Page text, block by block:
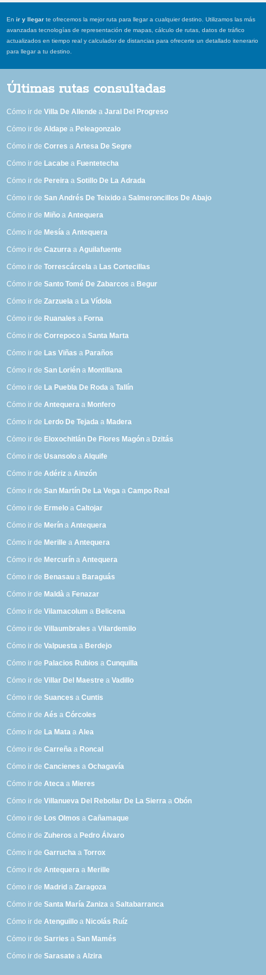
Enir y llegar te ofrecemos la mejor ruta para llegar a cualquier destino. Utilizamos las más
avanzadas tecnologías de representación de mapas, cálculo de rutas, datos de tráfico
actualizados en tiempo real y calculador de distancias para ofrecerte un detallado itenerario
para llegar a tu destino.
Últimas rutas consultadas
Cómo ir deVilla De Allende aJaral Del Progreso
Cómo ir deAldape a Peleagonzalo
Cómo ir deCorres aArtesa De Segre
Cómo ir de Lacabe a Fuentetecha
Cómo ir de Pereira aSotillo De La Adrada
Cómo ir deSan Andrés De Teixido aSalmeroncillos De Abajo
Cómo ir de Miño aAntequera
Cómo ir de Mesía aAntequera
Cómo ir deCazurra aAguilafuente
Cómo ir deTorrescárcela a Las Cortecillas
Cómo ir deSanto Tomé De Zabarcos a Begur
Cómo ir deZarzuela a La Vídola
Cómo ir de Ruanales a Forna
Cómo ir deCorrepoco aSanta Marta
Cómo ir de Las Viñas a Paraños
Cómo ir deSan Lorién a Montillana
Cómo ir de La Puebla De Roda aTallín
Cómo ir deAntequera a Monfero
Cómo ir de Lerdo De Tejada a Madera
Cómo ir de Eloxochitlán De Flores Magón a Dzitás
Cómo ir deUsansolo aAlquife
Cómo ir deAdériz aAinzón
Cómo ir deSan Martín De La Vega aCampo Real
Cómo ir de Ermelo aCaltojar
Cómo ir de Merín aAntequera
Cómo ir de Merille aAntequera
Cómo ir de Mercurín aAntequera
Cómo ir de Benasau a Baraguás
Cómo ir de Maldà a Fenazar
Cómo ir deVilamacolum a Belicena
Cómo ir deVillaumbrales aVilardemilo
Cómo ir deValpuesta a Berdejo
Cómo ir de Palacios Rubios aCunquilla
Cómo ir deVillar Del Maestre aVadillo
Cómo ir deSuances aCuntis
Cómo ir deAés aCórcoles
Cómo ir de La Mata aAlea
Cómo ir deCarreña a Roncal
Cómo ir deCancienes aOchagavía
Cómo ir deAteca a Mieres
Cómo ir deVillanueva Del Rebollar De La Sierra aObón
Cómo ir de Los Olmos aCañamaque
Cómo ir deZuheros a Pedro Álvaro
Cómo ir deGarrucha aTorrox
Cómo ir deAntequera a Merille
Cómo ir de Madrid aZaragoza
Cómo ir deSanta María Zaniza aSaltabarranca
Cómo ir deAtenguillo a Nicolás Ruíz
Cómo ir deSarries aSan Mamés
Cómo ir deSarasate aAlzira